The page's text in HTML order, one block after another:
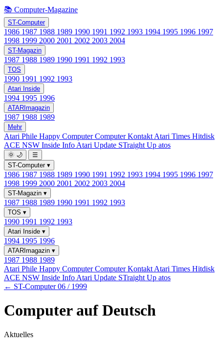
📚 Computer-Magazine
ST-Computer
1986 1987 1988 1989 1990 1991 1992 1993 1994 1995 1996 1997
1998 1999 2000 2001 2002 2003 2004
ST-Magazin
1987 1988 1989 1990 1991 1992 1993
TOS
1990 1991 1992 1993
Atari Inside
1994 1995 1996
ATARImagazin
1987 1988 1989
Mehr
Atari Phile Happy ComputerComputer Kontakt Atari Times Hitdisk
ACE NSW Inside Info Atari Update STraight Up atos
🌞 🌙
☰
ST-Computer ▾
1986 1987 1988 1989 1990 1991 1992 1993 1994 1995 1996 1997
1998 1999 2000 2001 2002 2003 2004
ST-Magazin ▾
1987 1988 1989 1990 1991 1992 1993
TOS ▾
1990 1991 1992 1993
Atari Inside ▾
1994 1995 1996
ATARImagazin ▾
1987 1988 1989
Atari Phile Happy ComputerComputer Kontakt Atari Times Hitdisk
ACE NSW Inside Info Atari Update STraight Up atos
← ST-Computer 06 / 1999
Computer auf Deutsch
Aktuelles